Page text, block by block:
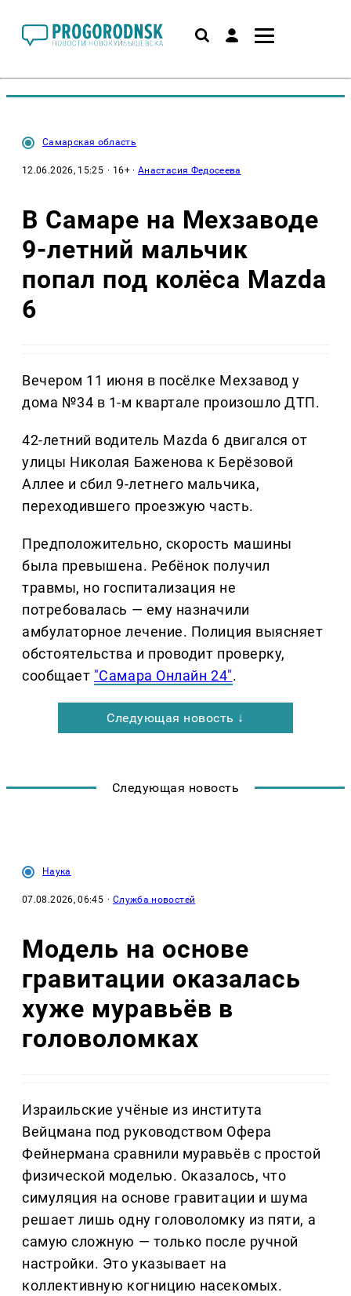
Самарская область
12.06.2026, 15:25 · 16+ ·Анастасия Федосеева
В Самаре на Мехзаводе
9-летний мальчик
попал под колёса Mazda
6
Вечером 11 июня в посёлке Мехзавод у
дома №34 в 1-м квартале произошло ДТП.
42-летний водитель Mazda 6 двигался от
улицы Николая Баженова к Берёзовой
Аллее и сбил 9-летнего мальчика,
переходившего проезжую часть.
Предположительно, скорость машины
была превышена. Ребёнок получил
травмы, но госпитализация не
потребовалась — ему назначили
амбулаторное лечение. Полиция выясняет
обстоятельства и проводит проверку,
сообщает "Самара Онлайн 24".
Следующая новость ↓
Следующая новость
Наука
07.08.2026, 06:45 · Служба новостей
Модель на основе
гравитации оказалась
хуже муравьёв в
головоломках
Израильские учёные из института
Вейцмана под руководством Офера
Фейнермана сравнили муравьёв с простой
физической моделью. Оказалось, что
симуляция на основе гравитации и шума
решает лишь одну головоломку из пяти, а
самую сложную — только после ручной
настройки. Это указывает на
коллективную когницию насекомых.